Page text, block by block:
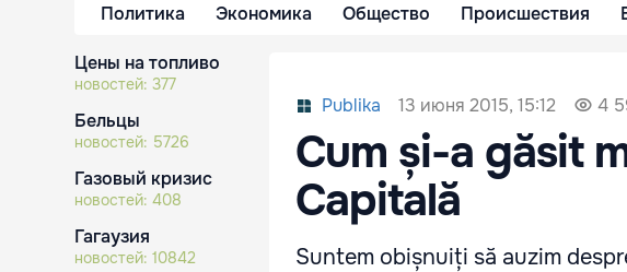
Политика Экономика Общество Происшествия
Цены на топливо
новостей: 377
Бельцы
новостей: 5726
Газовый кризис
новостей: 408
Гагаузия
новостей: 10842
Publika 13 июня 2015, 15:12 4
Cum și-a găsit
Capitală
Suntem obișnuiți să auzim